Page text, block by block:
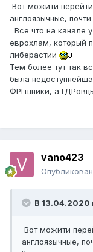
Вот можити
англоязычные,
Все что на канале
еврохлам, который
либерастии
Тем более тут так
была
ФРГшники, а
vano423
В 13.04.2020
Вот можити
англоязычные,